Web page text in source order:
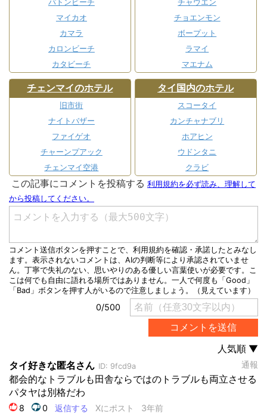
パトンビーチ
マイカオ
カマラ
カロンビーチ
カタビーチ
チャウエン
チョエンモン
ボープット
ラマイ
マエナム
チェンマイのホテル
旧市街
ナイトバザー
ファイゲオ
チャーンプアック
チェンマイ空港
タイ国内のホテル
スコータイ
カンチャナブリ
ホアヒン
ウドンタニ
クラビ